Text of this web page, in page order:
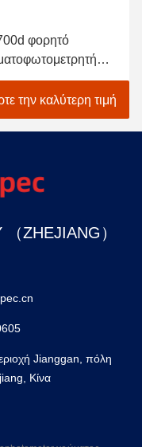
τιμή Πάρτε
ZHEJIANG）
Jianggan, πόλη
Κίνα